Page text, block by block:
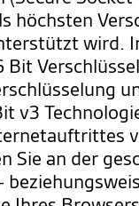
höchsten
wird.
Bit
v3
Sie an der